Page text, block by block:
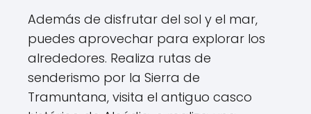
Además de disfrutar del sol y el mar,
puedes aprovechar para explorar los
alrededores. Realiza rutas de
senderismo por la Sierra de
Tramuntana, visita el antiguo casco